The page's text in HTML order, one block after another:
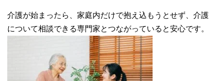
介護が始まったら、家庭内だけで抱え込もうとせず、介護
について相談できる専門家とつながっていると安心です。